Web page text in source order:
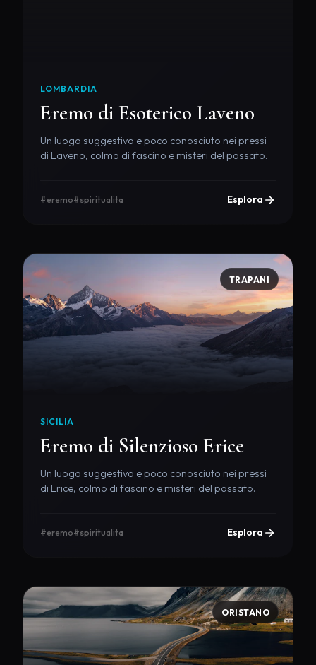
LOMBARDIA
Eremo di Esoterico Laveno
Un luogo suggestivo e poco conosciuto nei pressi
di Laveno, colmo di fascino e misteri del passato.
#eremo#spiritualita Esplora
TRAPANI
SICILIA
Eremo di Silenzioso Erice
Un luogo suggestivo e poco conosciuto nei pressi
di Erice, colmo di fascino e misteri del passato.
#eremo#spiritualita Esplora
ORISTANO